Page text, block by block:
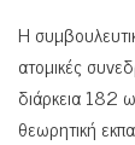
Η
ατομικές
διάρκεια 182
θεωρητική